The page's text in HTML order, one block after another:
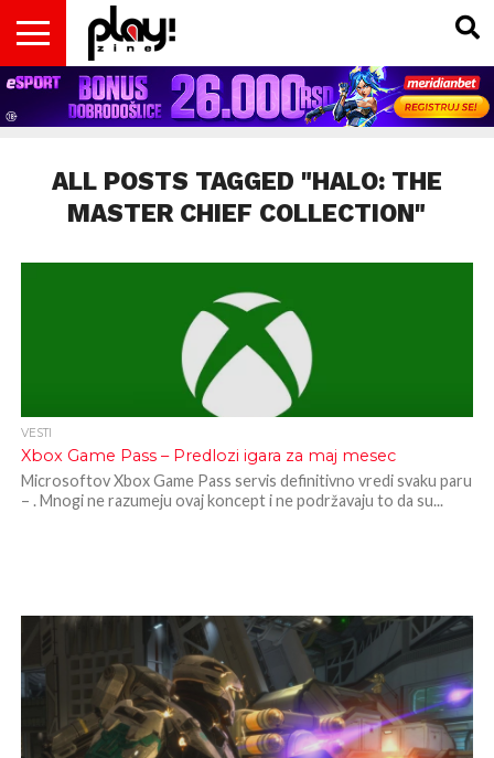
VESTI
MAGAZIN
PLAY!RETRO
PLAY!CAST
PLAY!CON
PLAY!BIZ
INSIDER
OPISI
IGARA
DOMAĆA
SCENA
INTERVJUI
GADGETS
FILM
& TV
KOLUMNE
ALL POSTS TAGGED "HALO: THE
MASTER CHIEF COLLECTION"
VESTI
Xbox Game Pass – Predlozi igara za maj mesec
Microsoftov Xbox Game Pass servis definitivno vredi svaku paru
– . Mnogi ne razumeju ovaj koncept i ne podržavaju to da su...